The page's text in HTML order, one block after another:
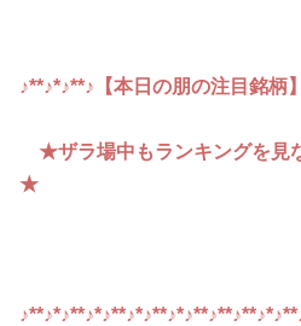
♪**♪*♪**♪【本日の朋の注目銘柄
★ザラ場中もランキングを見
★